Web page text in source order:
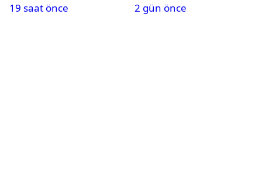
oynayacak mı?
19 saat önce
hakkında karar çıktı
2 gün önce